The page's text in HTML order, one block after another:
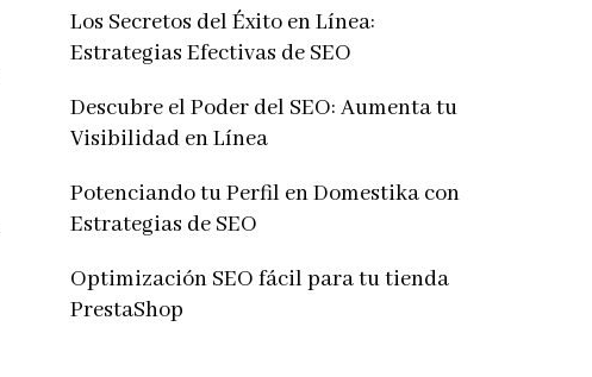
Los Secretos del Éxito en Línea:
Estrategias Efectivas de SEO
Descubre el Poder del SEO: Aumenta tu
Visibilidad en Línea
Potenciando tu Perfil en Domestika con
Estrategias de SEO
Optimización SEO fácil para tu tienda
PrestaShop